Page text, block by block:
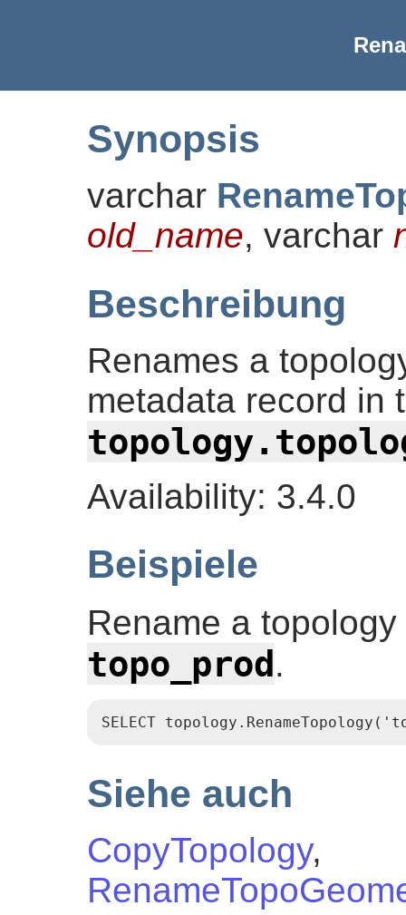
Synopsis
varchar
old_name, varchar
Beschreibung
Renames a
metadata record in
Availability: 3.4.0
Beispiele
Rename a
topo_prod .
SELECT
Siehe auch
CopyTopology,